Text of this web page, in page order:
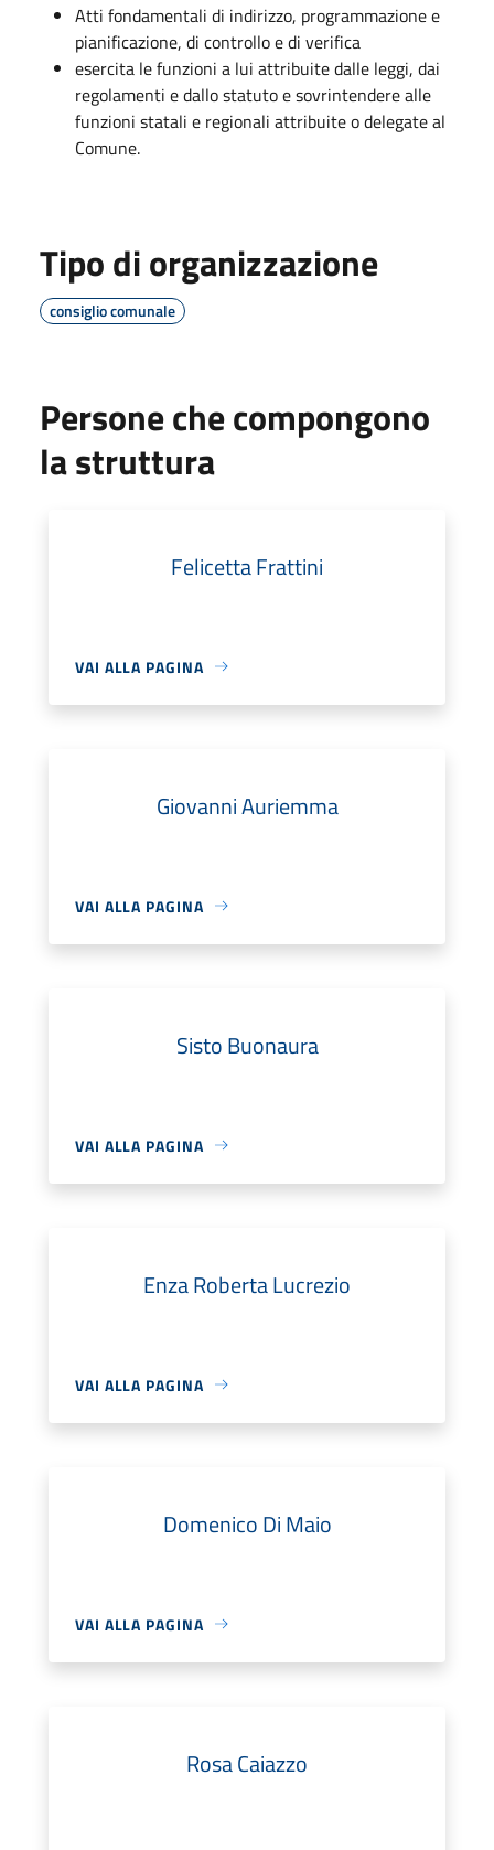
Atti fondamentali di indirizzo, programmazione e
pianificazione, di controllo e di verifica
esercita le funzioni a lui attribuite dalle leggi, dai
regolamenti e dallo statuto e sovrintendere alle
funzioni statali e regionali attribuite o delegate al
Comune.
Tipo di organizzazione
consiglio comunale
Persone che compongono
la struttura
Felicetta Frattini
VAI ALLA PAGINA
Giovanni Auriemma
VAI ALLA PAGINA
Sisto Buonaura
VAI ALLA PAGINA
Enza Roberta Lucrezio
VAI ALLA PAGINA
Domenico Di Maio
VAI ALLA PAGINA
Rosa Caiazzo